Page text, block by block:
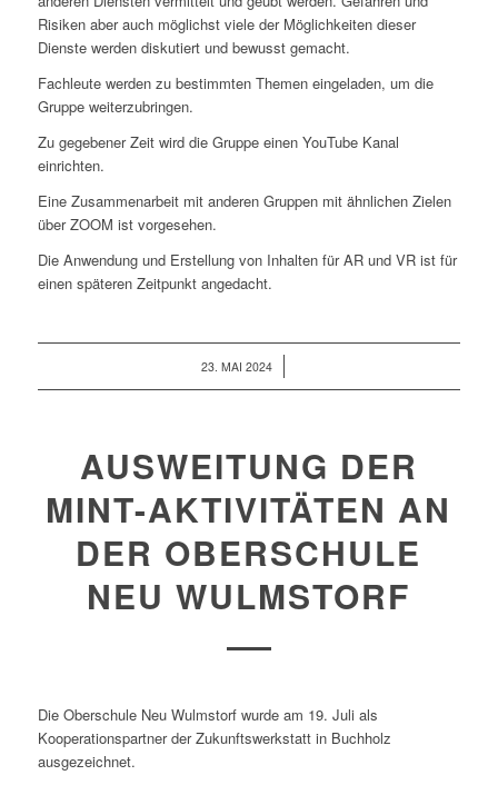
Risiken aber auch möglichst viele der Möglichkeiten dieser
Dienste werden diskutiert und bewusst gemacht.
Fachleute werden zu bestimmten Themen eingeladen, um die
Gruppe weiterzubringen.
Zu gegebener Zeit wird die Gruppe einen YouTube Kanal
einrichten.
Eine Zusammenarbeit mit anderen Gruppen mit ähnlichen Zielen
über ZOOM ist vorgesehen.
Die Anwendung und Erstellung von Inhalten für AR und VR ist für
einen späteren Zeitpunkt angedacht.
23. MAI 2024
/
AUSWEITUNG DER
MINT-AKTIVITÄTEN AN
DER OBERSCHULE
NEU WULMSTORF
Die Oberschule Neu Wulmstorf wurde am 19. Juli als
Kooperationspartner der Zukunftswerkstatt in Buchholz
ausgezeichnet.